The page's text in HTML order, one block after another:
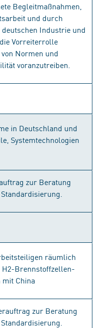
Begleitmaßnahmen,
und durch
Industrie und
Vorreiterrolle
Normen und
voranzutreiben.
in Deutschland und
Systemtechnologien
zur Beratung
räumlich
Brennstoffzellen-
mit China
zur Beratung